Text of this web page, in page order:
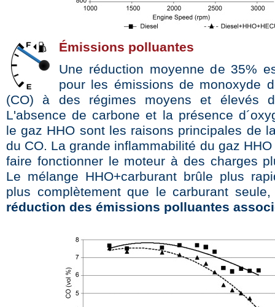
Émissions polluantes
Une réduction moyenne de 35%
pour les émissions de monoxyde
(CO) à des régimes moyens et élevés
L'absence de carbone et la présence
le gaz HHO sont les raisons principales de
du CO. La grande inflammabilité du gaz
faire fonctionner le moteur à des charges
Le mélange HHO+carburant brûle plus
plus complètement que le carburant
réduction des émissions polluantes